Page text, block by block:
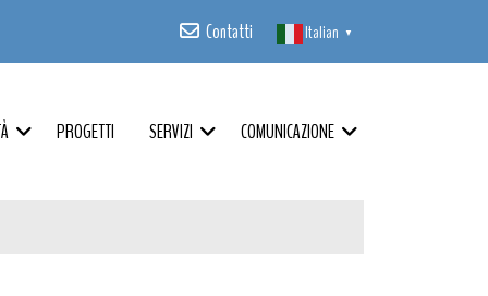
Contatti Italian ▼
PROGETTI SERVIZI COMUNICAZIONE